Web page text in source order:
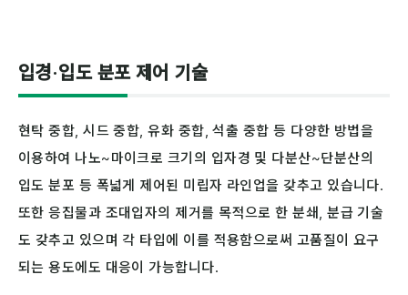
입경·입도 분포 제어 기술
현탁 중합, 시드 중합, 유화 중합, 석출 중합 등 다양한 방법을
이용하여 나노~마이크로 크기의 입자경 및 다분산~단분산의
입도 분포 등 폭넓게 제어된 미립자 라인업을 갖추고 있습니다.
또한 응집물과 조대입자의 제거를 목적으로 한 분쇄, 분급 기술
도 갖추고 있으며 각 타입에 이를 적용함으로써 고품질이 요구
되는 용도에도 대응이 가능합니다.